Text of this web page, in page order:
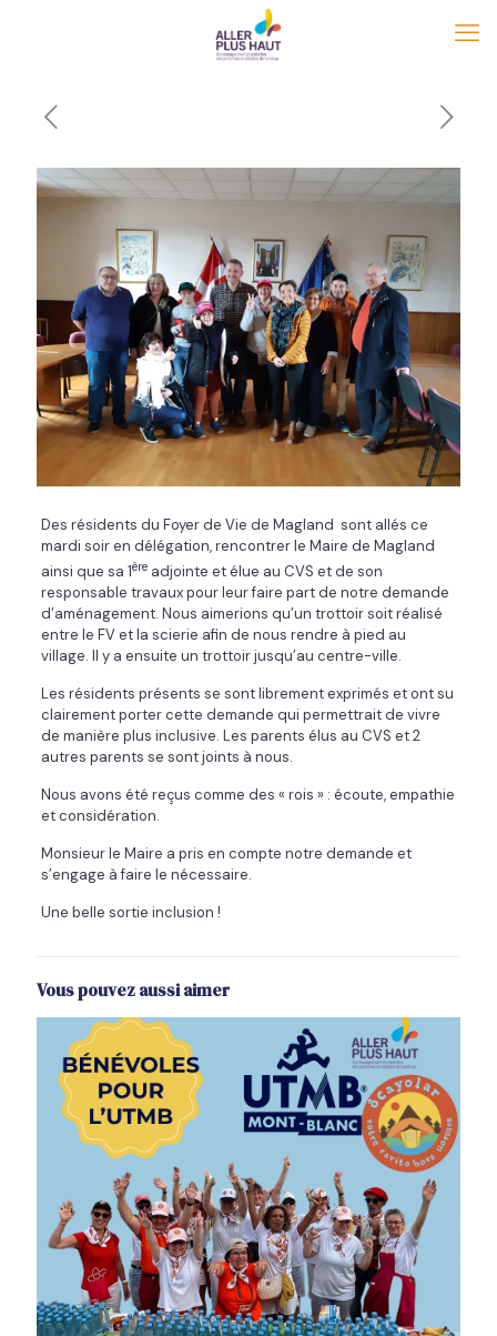
Des résidents du Foyer de Vie de Magland sont allés ce
mardi soir en délégation, rencontrer le Maire de Magland
ainsi que sa 1èreadjointe et élue au CVS et de son
responsable travaux pour leur faire part de notre demande
d’aménagement. Nous aimerions qu’un trottoir soit réalisé
entre le FV et la scierie afin de nous rendre à pied au
village. Il y a ensuite un trottoir jusqu’au centre-ville.
Les résidents présents se sont librement exprimés et ont su
clairement porter cette demande qui permettrait de vivre
de manière plus inclusive. Les parents élus au CVS et 2
autres parents se sont joints à nous.
Nous avons été reçus comme des « rois » : écoute, empathie
et considération.
Monsieur le Maire a pris en compte notre demande et
s’engage à faire le nécessaire.
Une belle sortie inclusion !
Vous pouvez aussi aimer